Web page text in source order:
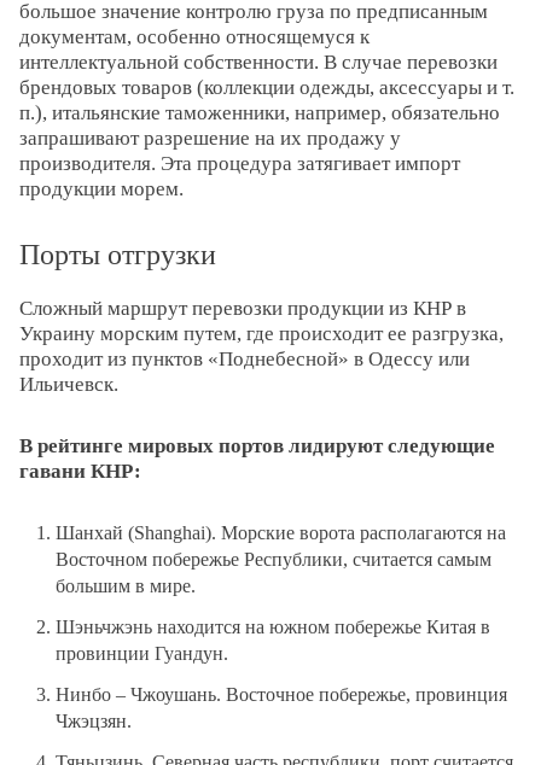
большое значение контролю груза по предписанным
документам, особенно относящемуся к
интеллектуальной собственности. В случае перевозки
брендовых товаров (коллекции одежды, аксессуары и т.
п.), итальянские таможенники, например, обязательно
запрашивают разрешение на их продажу у
производителя. Эта процедура затягивает импорт
продукции морем.
Порты отгрузки
Сложный маршрут перевозки продукции из КНР в
Украину морским путем, где происходит ее разгрузка,
проходит из пунктов «Поднебесной» в Одессу или
Ильичевск.
В рейтинге мировых портов лидируют следующие
гавани КНР:
Шанхай (Shanghai). Морские ворота располагаются на
Восточном побережье Республики, считается самым
большим в мире.
Шэньчжэнь находится на южном побережье Китая в
провинции Гуандун.
Нинбо – Чжоушань. Восточное побережье, провинция
Чжэцзян.